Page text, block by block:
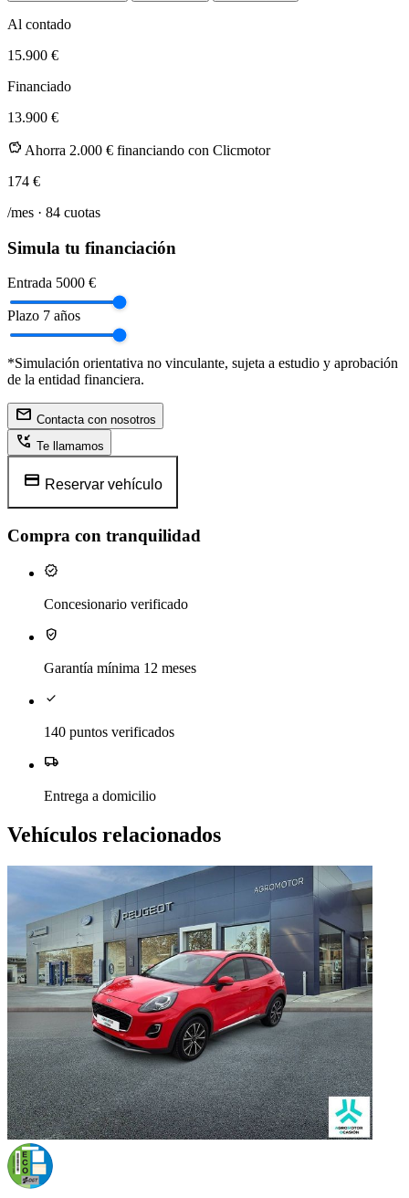
Al contado
15.900 €
Financiado
13.900 €
savings Ahorra 2.000 € financiando con Clicmotor
174 €
/mes · 84 cuotas
Simula tu financiación
Entrada 5000 €
Plazo 7 años
*Simulación orientativa no vinculante, sujeta a estudio y aprobación
de la entidad financiera.
mail Contacta con nosotros
phone_callback Te llamamos
credit_card Reservar vehículo
Compra con tranquilidad
verified
Concesionario verificado
verified_user
Garantía mínima 12 meses
check
140 puntos verificados
local_shipping
Entrega a domicilio
Vehículos relacionados